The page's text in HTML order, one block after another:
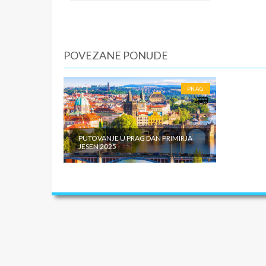
POVEZANE PONUDE
PRAG
PUTOVANJE U PRAG DAN PRIMIRJA
JESEN 2025